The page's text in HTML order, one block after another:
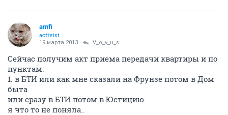
amfi
activist
19 марта 2013 V_o_v_u_s
Сейчас получим акт приема передачи квартиры и по
пунктам:
1. в БТИ или как мне сказали на Фрунзе потом в Дом
быта
или сразу в БТИ потом в Юстицию.
я что то не поняла..